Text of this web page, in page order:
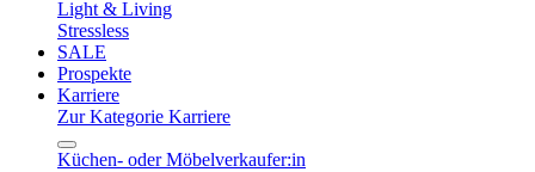
Light & Living
Stressless
SALE
Prospekte
Karriere
Zur Kategorie Karriere
Küchen- oder Möbelverkaufer:in